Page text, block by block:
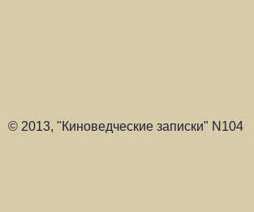
© 2013, "Киноведческие записки" N104